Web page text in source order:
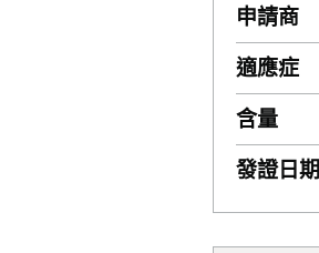
申請商
適應症
含量
發證日期